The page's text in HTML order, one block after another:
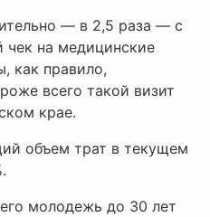
— в 2,5 раза — с
чек на медицинские
как правило,
всего такой визит
крае.
объем трат в текущем
молодежь до 30 лет